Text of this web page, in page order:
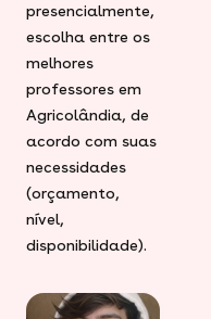
presencialmente,
escolha entre os
melhores
professores em
Agricolândia, de
acordo com suas
necessidades
(orçamento,
nível,
disponibilidade).